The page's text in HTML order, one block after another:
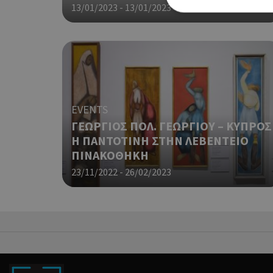
13/01/2023 - 13/01/2023
EVENTS
ΓΕΩΡΓΙΟΣ ΠΟΛ. ΓΕΩΡΓΙΟΥ – ΚΥΠΡΟΣ
Η ΠΑΝΤΟΤΙΝΗ ΣΤΗΝ ΛΕΒΕΝΤΕΙΟ
ΠΙΝΑΚΟΘΗΚΗ
23/11/2022 - 26/02/2023
Τα απολύτως
ιστότοπος δεν μπορεί
Ονοματεπώνυμο
G_ENABLED_IDPS
PHPSESSID